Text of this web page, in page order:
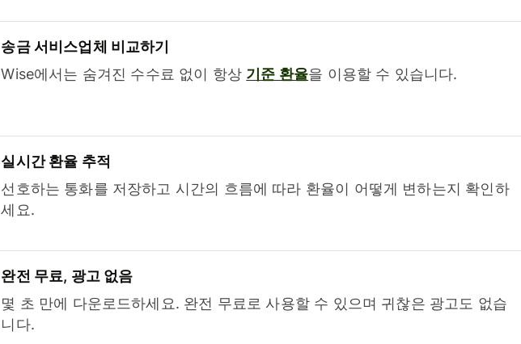
송금 서비스업체 비교하기
Wise에서는 숨겨진 수수료 없이 항상 기준 환율을 이용할 수 있습니다.
실시간 환율 추적
선호하는 통화를 저장하고 시간의 흐름에 따라 환율이 어떻게 변하는지 확인하
세요.
완전 무료, 광고 없음
몇 초 만에 다운로드하세요. 완전 무료로 사용할 수 있으며 귀찮은 광고도 없습
니다.